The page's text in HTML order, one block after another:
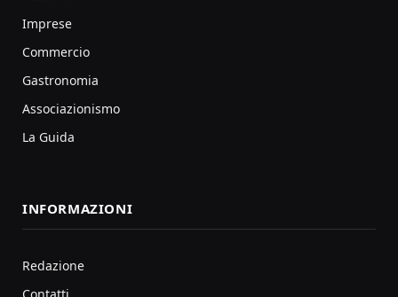
Imprese
Commercio
Gastronomia
Associazionismo
La Guida
INFORMAZIONI
Redazione